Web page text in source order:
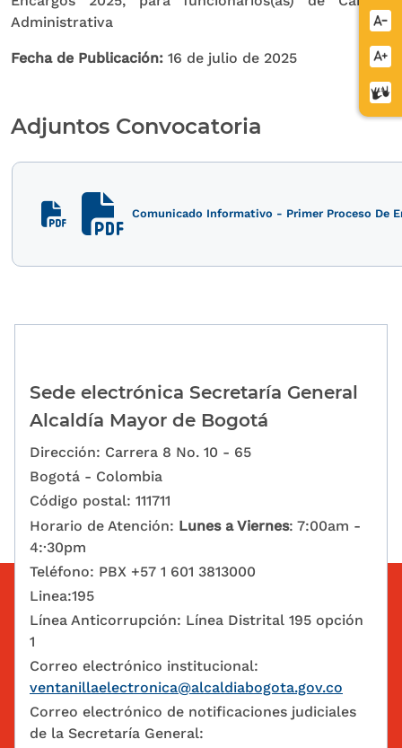
de
Administrativa
Fecha de Publicación: 16 de julio de 2025
Adjuntos Convocatoria
Comunicado Informativo - Primer Proceso De
Sede electrónica Secretaría General
Alcaldía Mayor de Bogotá
Dirección: Carrera 8 No. 10 - 65
Bogotá - Colombia
Código postal: 111711
Horario de Atención: Lunes a Viernes: 7:00am -
4:·30pm
Teléfono: PBX +57 1 601 3813000
Linea:195
Línea Anticorrupción: Línea Distrital 195 opción
1
Correo electrónico institucional:
ventanillaelectronica@alcaldiabogota.gov.co
Correo electrónico de notificaciones judiciales
de la Secretaría General: